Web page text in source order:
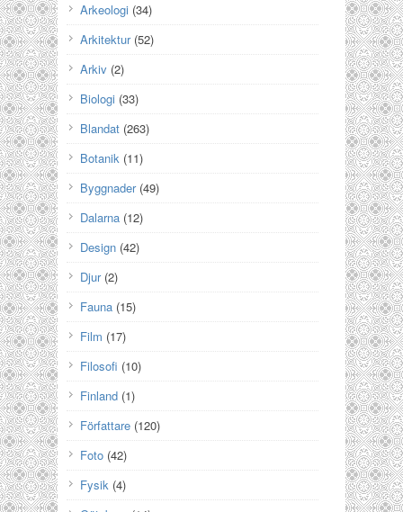
Arkeologi (34)
Arkitektur(52)
Arkiv (2)
Biologi (33)
Blandat (263)
Botanik (11)
Byggnader(49)
Dalarna (12)
Design (42)
Djur(2)
Fauna (15)
Film (17)
Filosofi (10)
Finland (1)
Författare (120)
Foto (42)
Fysik (4)